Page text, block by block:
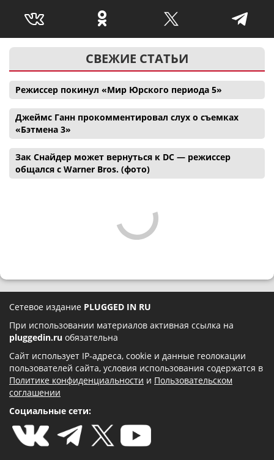
СВЕЖИЕ СТАТЬИ
Режиссер покинул «Мир Юрского периода 5»
Джеймс Ганн прокомментировал слух о съемках
«Бэтмена 3»
Зак Снайдер может вернуться к DC — режиссер
общался с Warner Bros. (фото)
Сетевое издание PLUGGED IN RU
При использовании материалов активная ссылка на
pluggedin.ru обязательна
Сайт использует IP-адреса, cookie и данные геолокации
пользователей сайта, условия использования содержатся в
Политике конфиденциальности и Пользовательском
соглашении
Социальные сети: